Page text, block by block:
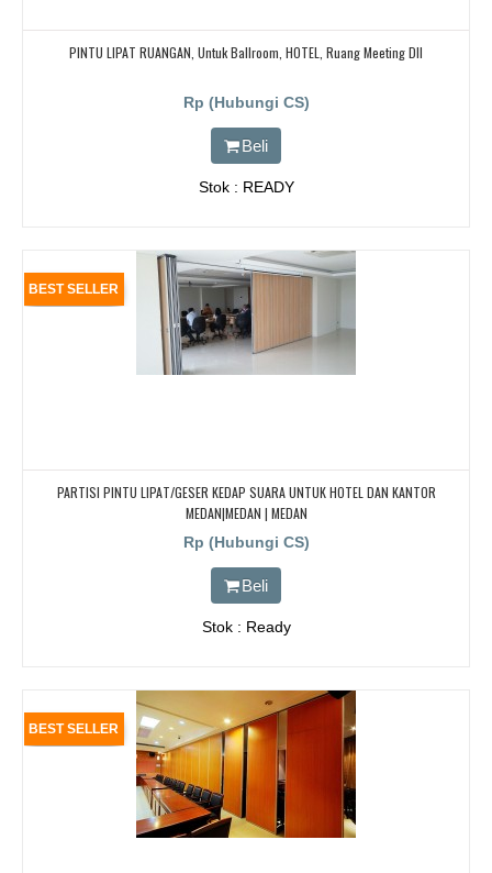
PINTU LIPAT RUANGAN, Untuk Ballroom, HOTEL, Ruang Meeting Dll
Rp (Hubungi CS)
Beli
Stok : READY
BEST SELLER
PARTISI PINTU LIPAT/GESER KEDAP SUARA UNTUK HOTEL DAN KANTOR
MEDAN|MEDAN | MEDAN
Rp (Hubungi CS)
Beli
Stok : Ready
BEST SELLER